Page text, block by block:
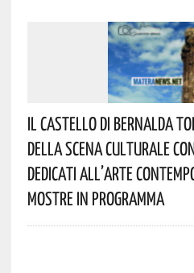
Il Castello Di Bernalda
Della Scena Culturale
Dedicati All’arte
Mostre In Programma